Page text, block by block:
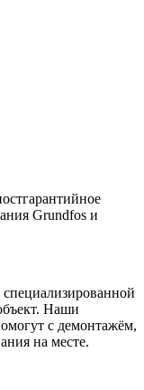
Grundfos и
Наши
с демонтажём,
на месте.